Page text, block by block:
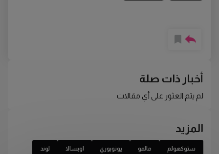
أخبار ذات صلة
لم يتم العثور على أي مقالات
المزيد
ستوكهولم مالمو يوتوبوري اوبسالا لوند